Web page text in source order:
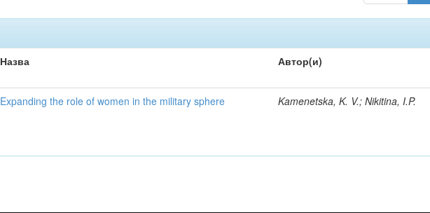
Назва Автор(и)
Expanding the role of women in the military sphere Kamenetska, K. V.; Nikitina, I.P.